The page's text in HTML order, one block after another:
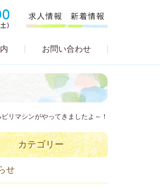
お問い合わせ
リマシンがやってきましたよ～！
カテゴリー
せ